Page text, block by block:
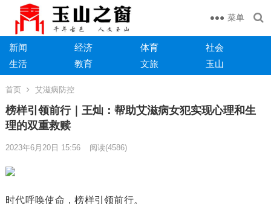
菜单
新闻 经济 体育
社会
生活
教育 文旅 玉山
首页 艾滋病防控
榜样引领前行｜王灿：帮助艾滋病女犯实现心理和生
理的双重救赎
2023年6月20日 15:56 阅读(4586)
时代呼唤使命，榜样引领前行。